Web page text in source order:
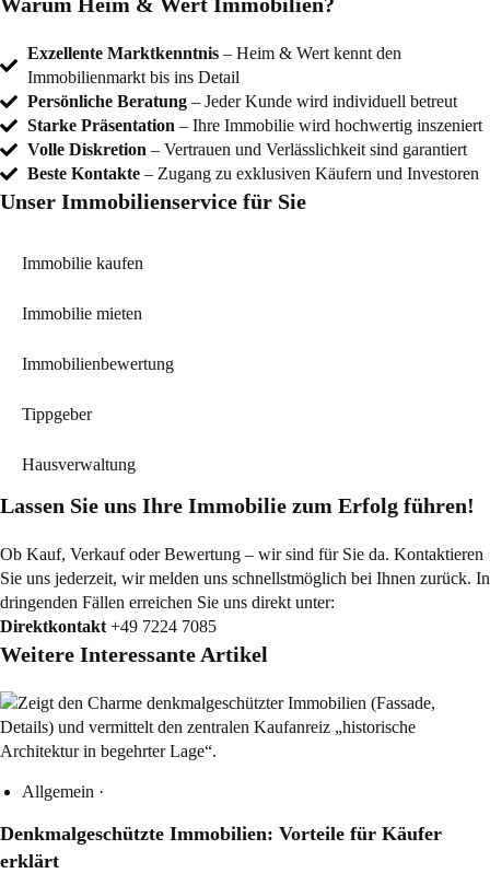
Exzellente Marktkenntnis – Heim & Wert kennt den
Immobilienmarkt bis ins Detail
Persönliche Beratung – Jeder Kunde wird individuell betreut
Starke Präsentation – Ihre Immobilie wird hochwertig inszeniert
Volle Diskretion – Vertrauen und Verlässlichkeit sind garantiert
Beste Kontakte – Zugang zu exklusiven Käufern und Investoren
Unser Immobilienservice für Sie
Immobilie kaufen
Immobilie mieten
Immobilienbewertung
Tippgeber
Hausverwaltung
Lassen Sie uns Ihre Immobilie zum Erfolg führen!
Ob Kauf, Verkauf oder Bewertung – wir sind für Sie da. Kontaktieren
Sie uns jederzeit, wir melden uns schnellstmöglich bei Ihnen zurück. In
dringenden Fällen erreichen Sie uns direkt unter:
Direktkontakt +49 7224 7085
Weitere Interessante Artikel
Allgemein ·
Denkmalgeschützte Immobilien: Vorteile für Käufer
erklärt